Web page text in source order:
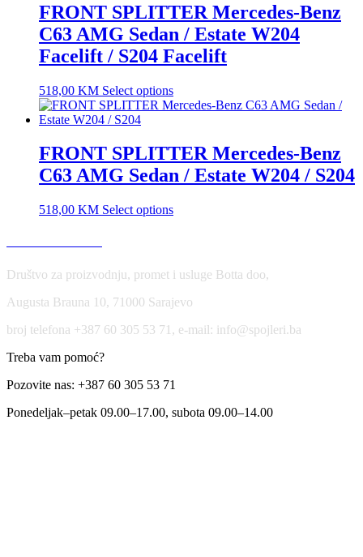
FRONT SPLITTER Mercedes-Benz
C63 AMG Sedan / Estate W204
Facelift / S204 Facelift
518,00 KM Select options
FRONT SPLITTER Mercedes-Benz
C63 AMG Sedan / Estate W204 / S204
518,00 KM Select options
Društvo za proizvodnju, promet i usluge Botta doo,
Augusta Brauna 10, 71000 Sarajevo
broj telefona +387 60 305 53 71, e-mail: info@spojleri.ba
Treba vam pomoć?
Pozovite nas: +387 60 305 53 71
Ponedeljak–petak 09.00–17.00, subota 09.00–14.00